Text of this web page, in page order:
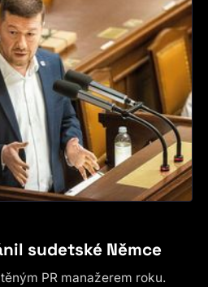
sudetské Němce
PR manažerem roku.